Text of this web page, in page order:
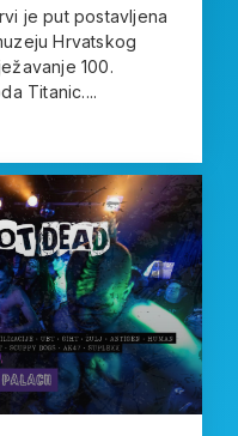
je put postavljena
Hrvatskog
100.
Titanic....